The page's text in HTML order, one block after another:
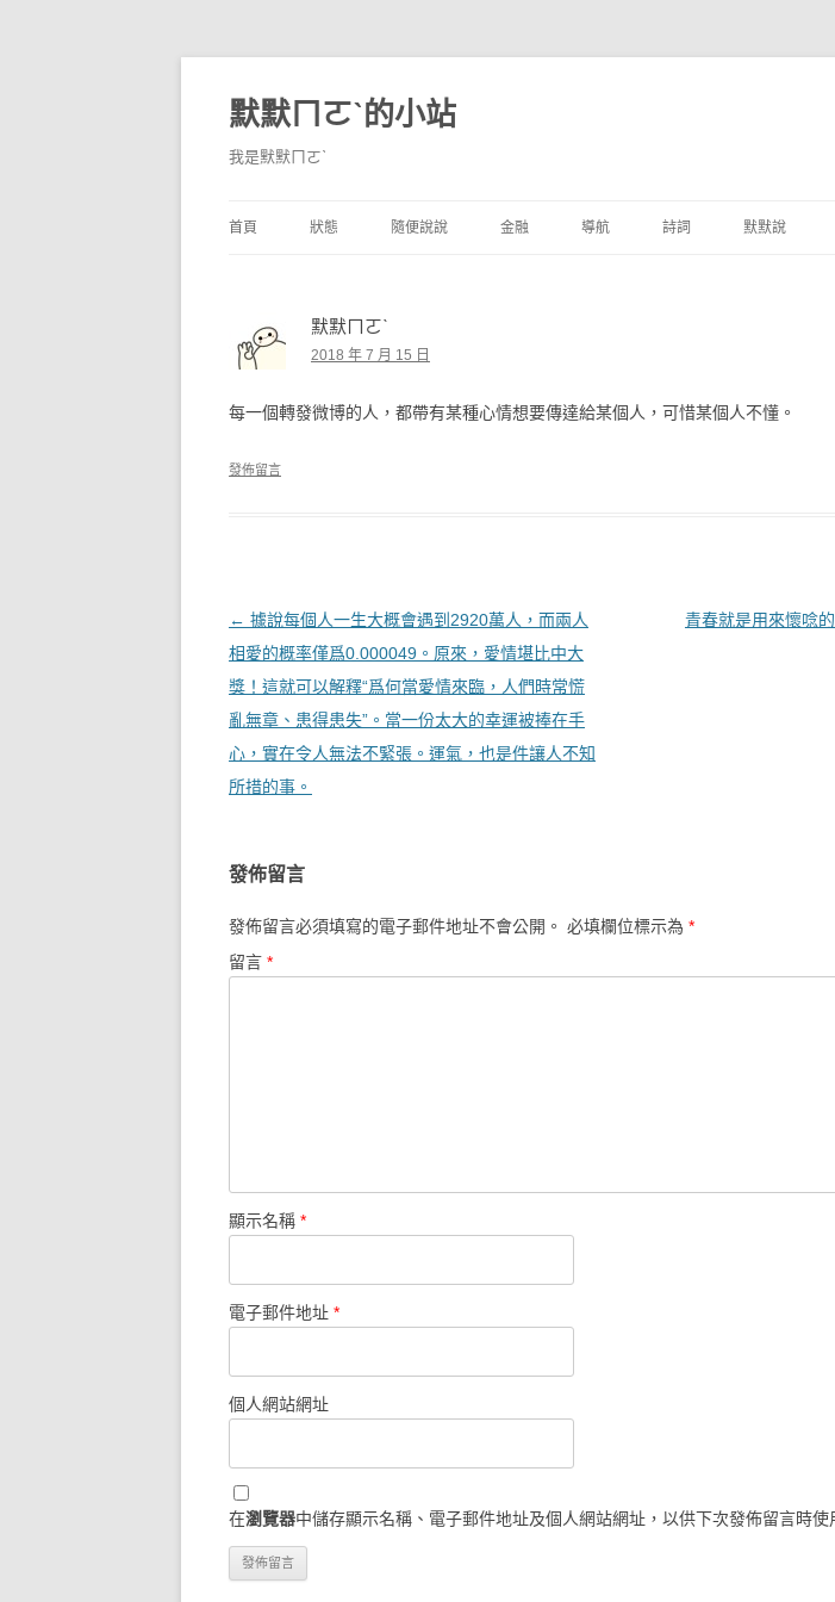
默默ㄇㄛˋ的小站
我是默默ㄇㄛˋ
首頁 狀態
獨白
隨便說說 金融
境外銀行
導航 詩詞 默默說
默默ㄇㄛˋ
2018 年 7 月 15 日
每一個轉發微博的人，都帶有某種心情想要傳達給某個人，可惜某個人不懂。
發佈留言
文章導覽
← 據說每個人一生大概會遇到2920萬人，而兩人
相愛的概率僅爲0.000049。原來，愛情堪比中大
獎！這就可以解釋“爲何當愛情來臨，人們時常慌
亂無章、患得患失”。當一份太大的幸運被捧在手
心，實在令人無法不緊張。運氣，也是件讓人不知
所措的事。
青春就是用來懷唸
發佈留言
發佈留言必須填寫的電子郵件地址不會公開。 必填欄位標示為 *
留言 *
顯示名稱 *
電子郵件地址 *
個人網站網址
在瀏覽器中儲存顯示名稱、電子郵件地址及個人網站網址，以供下次發佈留言時使